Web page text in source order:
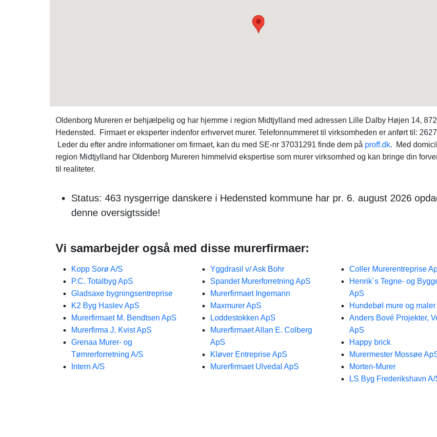
Oldenborg Mureren er behjælpelig og har hjemme i region Midtjylland med adressen Lille Dalby Højen 14,
Hedensted. Firmaet er eksperter indenfor erhvervet murer. Telefonnummeret til virksomheden er anført til:
Leder du efter andre informationer om firmaet, kan du med SE-nr 37031291 finde dem på proff.dk. Med
region Midtjylland har Oldenborg Mureren himmelvid ekspertise som murer virksomhed og kan bringe din
til realiteter.
Status: 463 nysgerrige danskere i Hedensted kommune har pr. 6. august 2026
denne oversigtsside!
Vi samarbejder også med disse murerfirmaer:
Kopp Sorø A/S
P.C. Totalbyg ApS
Gladsaxe bygningsentreprise
K2 Byg Haslev ApS
Murerfirmaet M. Bendtsen ApS
Murerfirma J. Kvist ApS
Grenaa Murer- og
Tømrerforretning A/S
Intern A/S
Yggdrasil v/ Ask Bohr
Spandet Murerforretning ApS
Murerfirmaet Ingemann
Maxmurer ApS
Loddestokken ApS
Murerfirmaet Allan E. Colberg
ApS
Kløver Entreprise ApS
Murerfirmaet Ulvedal ApS
Coller Murerentreprise
Henrik´s Tegne- og
ApS
Hundebøl mure og maler
Anders Bové Projekter,
ApS
Happy brick
Murermester Mossøe
Morten-Murer
LS Byg Frederikshavn A/